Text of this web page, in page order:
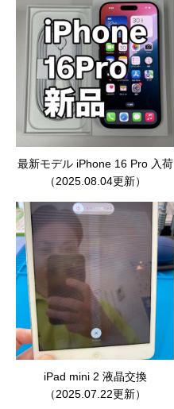
最新モデル iPhone 16 Pro 入荷
（2025.08.04更新）
iPad mini 2 液晶交換
（2025.07.22更新）